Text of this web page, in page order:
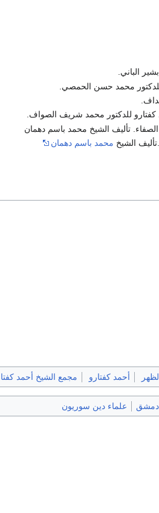
الباني.
محمد حسن الحمصي.
للدكتور محمد شريف الصواف.
تأليف الشيخ محمد باسم دهمان
الشيخ محمد باسم دهمان
أحمد كفتارو مجمع الشيخ أحمد
علماء دين سوريون